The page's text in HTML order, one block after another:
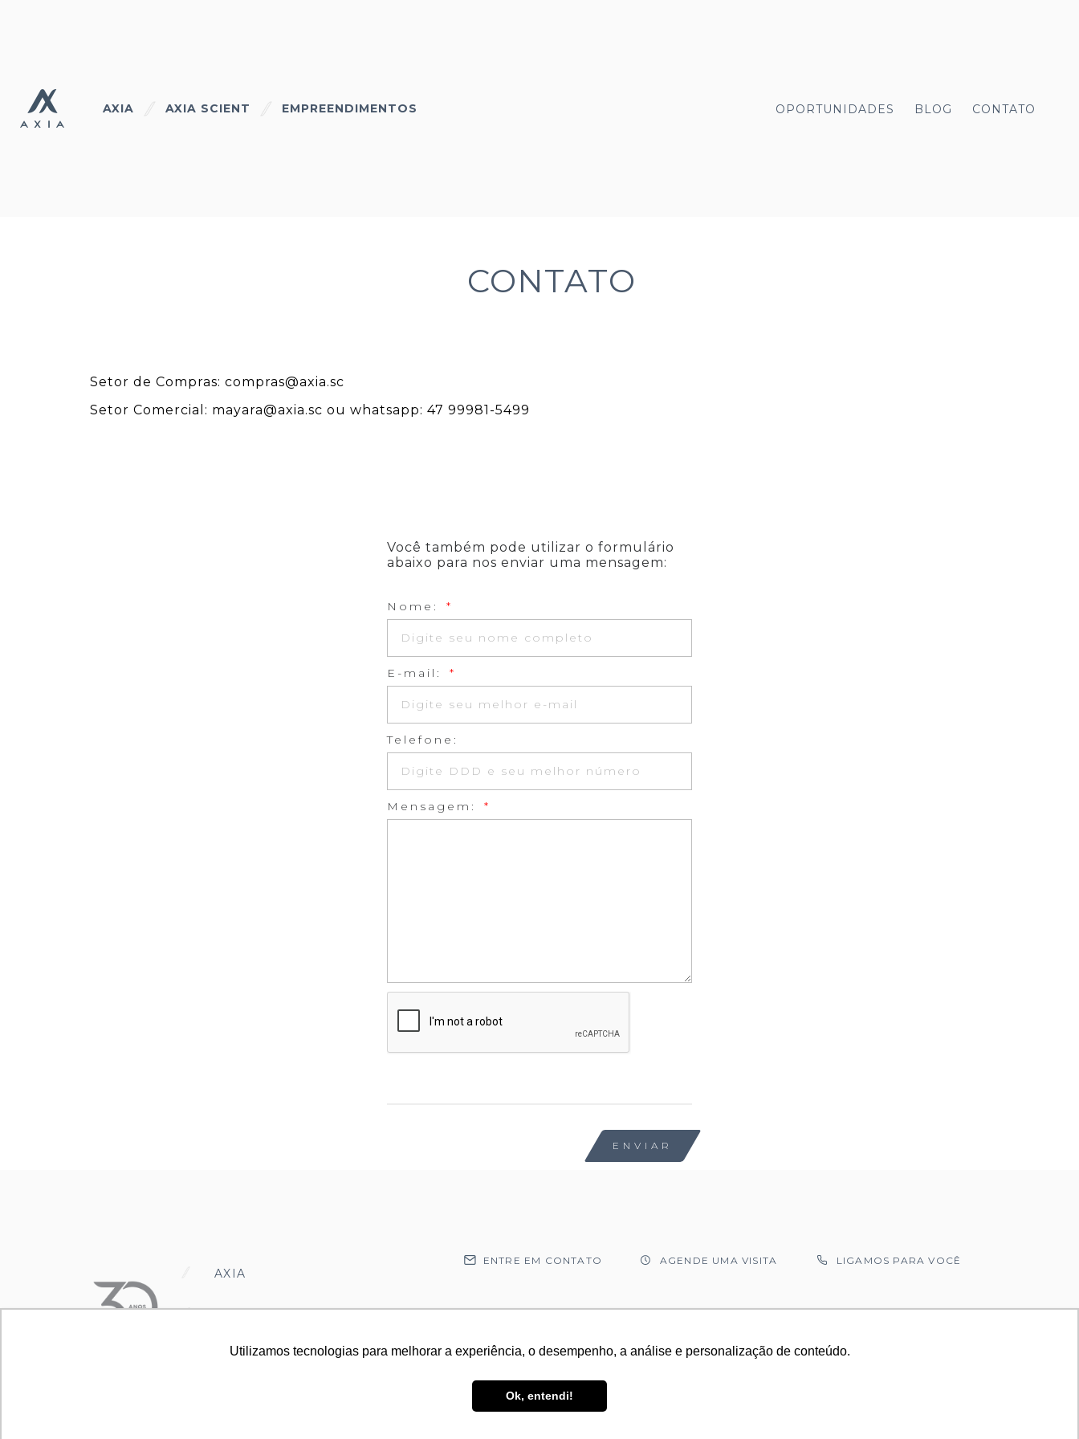
Utilizamos tecnologias para melhorar a experiência, o desempenho, a análise e personalização de conteúdo.
Ok, entendi!
Utilizamos tecnologias para melhorar a experiência, o desempenho, a análise e personalização de conteúdo.
Ok, entendi!
AXIA AXIA SCIENT EMPREENDIMENTOS OPORTUNIDADES BLOG CONTATO
CONTATO
Setor de Compras: compras@axia.sc
Setor Comercial: mayara@axia.sc ou whatsapp: 47 99981-5499
Você também pode utilizar o formulário
abaixo para nos enviar uma mensagem:
Nome:
E-mail:
Telefone:
Mensagem:
ENVIAR
AXIA
AXIA SCIENT
EMPREENDIMENTOS
ENTRE EM CONTATO AGENDE UMA VISITA LIGAMOS PARA VOCÊ